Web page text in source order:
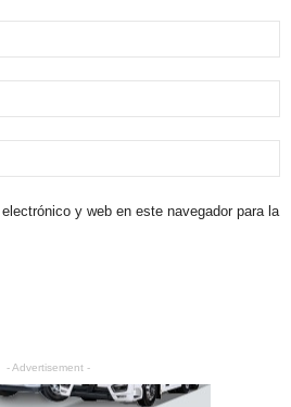
y web en este navegador para la
- Advertisement -